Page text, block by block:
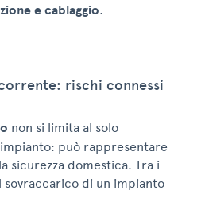
e cablaggio.
rischi connessi
non si limita al solo
può rappresentare
sicurezza domestica. Tra i
di un impianto